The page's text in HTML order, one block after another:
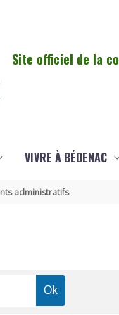
Site officiel de la
VIVRE À BÉDENAC
administratifs